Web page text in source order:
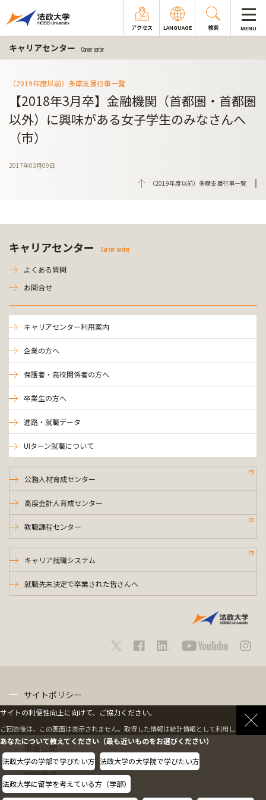
アクセス LANGUAGE 検索 MENU
キャリアセンター Career center
（2019年度以前）多摩支援行事一覧
【2018年3月卒】金融機関（首都圏・首都圏
以外）に興味がある女子学生のみなさんへ
（市）
2017年03月09日
（2019年度以前）多摩支援行事一覧
キャリアセンター Career center
よくある質問
お問合せ
キャリアセンター利用案内
企業の方へ
保護者・高校関係者の方へ
卒業生の方へ
進路・就職データ
UIターン就職について
公務人材育成センター
高度会計人育成センター
教職課程センター
キャリア就職システム
就職先未決定で卒業された皆さんへ
サイトポリシー
情報公開
採用情報
サイトの利便性向上に向けて、ご協力ください。
ご回答後は、この画面は表示されません。取得した情報は統計情報として利用します。
あなたについて教えてください（最も近いものをお選びください）
法政大学の学部で学びたい方 法政大学の大学院で学びたい方
法政大学に留学を考えている方（学部）